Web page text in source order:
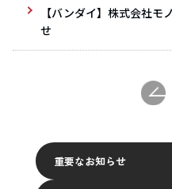
【バンダイ】株式会社モ
せ
重要なお知らせ